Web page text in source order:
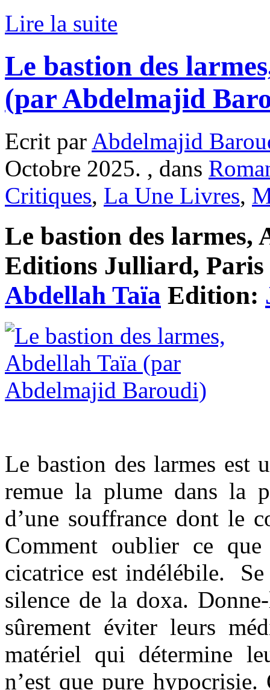
Lire la suite
Le bastion des
(par Abdelmajid
Ecrit par Abdelmajid
Octobre 2025. , dans
Critiques, La Une Livres,
Le bastion des larmes,
Editions Julliard, Paris
Abdellah Taïa Edition:
Le bastion des larmes est
remue la plume dans la
d’une souffrance dont le
Comment oublier ce
cicatrice est indélébile. Se
silence de la doxa.
sûrement éviter leurs
matériel qui détermine
n’est que pure